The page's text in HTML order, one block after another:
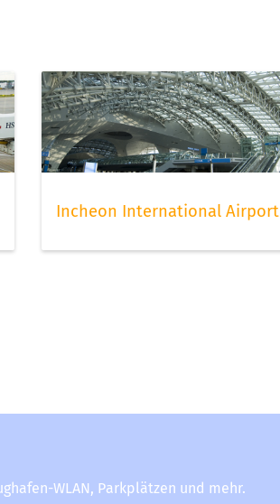
Incheon International Airport
WLAN, Parkplätzen und mehr.